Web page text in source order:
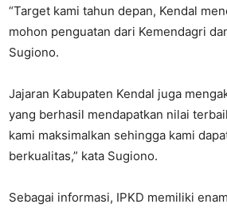
“Target kami tahun depan, Kendal
mohon penguatan dari Kemendagri
Sugiono.
Jajaran Kabupaten Kendal juga
yang berhasil mendapatkan nilai
kami maksimalkan sehingga kami
berkualitas,” kata Sugiono.
Sebagai informasi, IPKD memiliki